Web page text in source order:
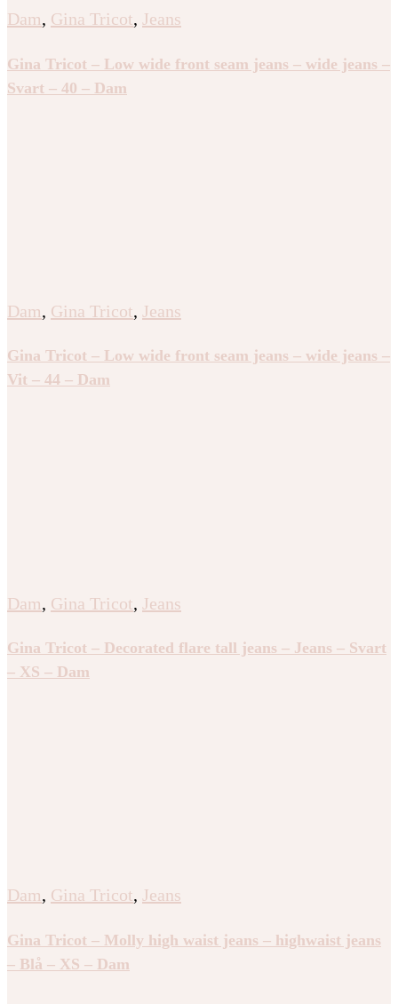
Dam, Gina Tricot, Jeans
Gina Tricot – Low wide front seam jeans – wide jeans –
Svart – 40 – Dam
Dam, Gina Tricot, Jeans
Gina Tricot – Low wide front seam jeans – wide jeans –
Vit – 44 – Dam
Dam, Gina Tricot, Jeans
Gina Tricot – Decorated flare tall jeans – Jeans – Svart
– XS – Dam
Dam, Gina Tricot, Jeans
Gina Tricot – Molly high waist jeans – highwaist jeans
– Blå – XS – Dam